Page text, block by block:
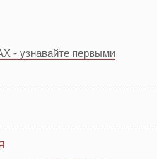
- узнавайте первыми